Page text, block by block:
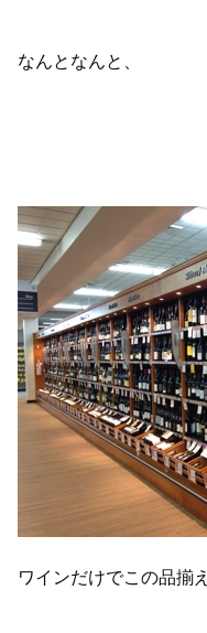
なんとなんと、
ワインだけでこの品揃え